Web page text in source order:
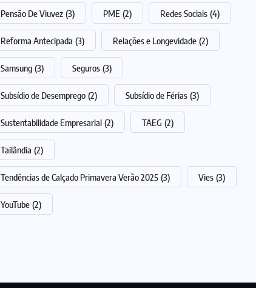
Pensão De Viuvez (3) PME (2) Redes Sociais (4)
Reforma Antecipada (3) Relações e Longevidade (2)
Samsung (3) Seguros (3)
Subsídio de Desemprego (2) Subsídio de Férias (3)
Sustentabilidade Empresarial (2) TAEG (2)
Tailândia (2)
Tendências de Calçado Primavera Verão 2025 (3) Vies (3)
YouTube (2)